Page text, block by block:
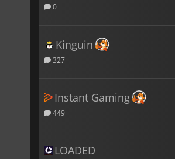
0
Kinguin
327
Instant Gaming
449
LOADED